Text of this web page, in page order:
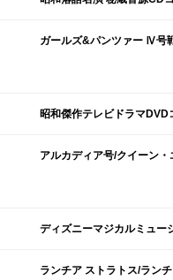
昭和傑作テレビドラマDVD
ディズニーマジカルミュー
ランチア ストラトス/ラン